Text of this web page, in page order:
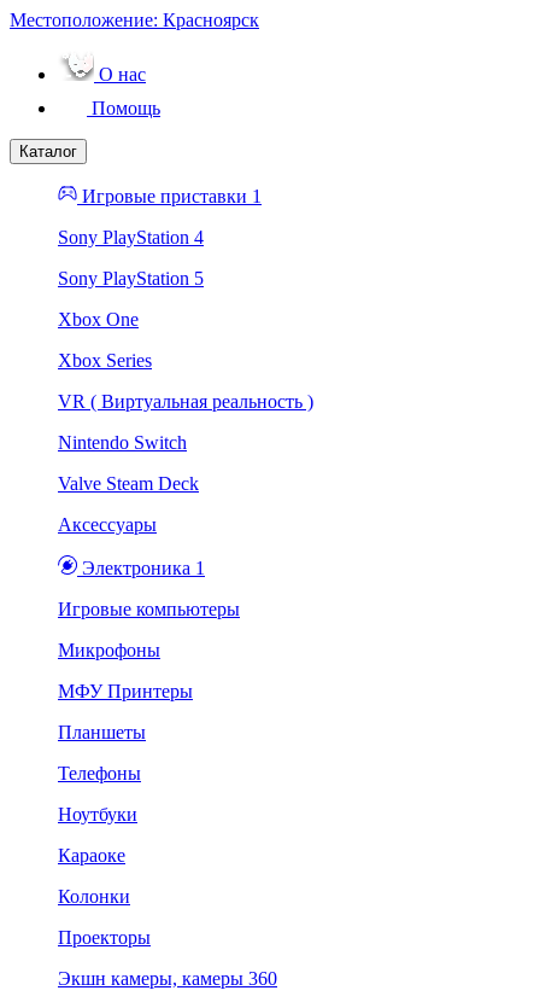
Местоположение: Красноярск
О нас
Помощь
Каталог
Игровые приставки 1
Sony PlayStation 4
Sony PlayStation 5
Xbox One
Xbox Series
VR ( Виртуальная реальность )
Nintendo Switch
Valve Steam Deck
Аксессуары
Электроника 1
Игровые компьютеры
Микрофоны
МФУ Принтеры
Планшеты
Телефоны
Ноутбуки
Караоке
Колонки
Проекторы
Экшн камеры, камеры 360